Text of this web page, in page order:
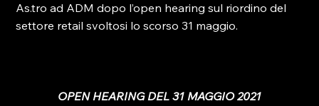
As.tro ad ADM dopo l’open hearing sul riordino del
settore retail svoltosi lo scorso 31 maggio.
OPEN HEARING DEL 31 MAGGIO 2021